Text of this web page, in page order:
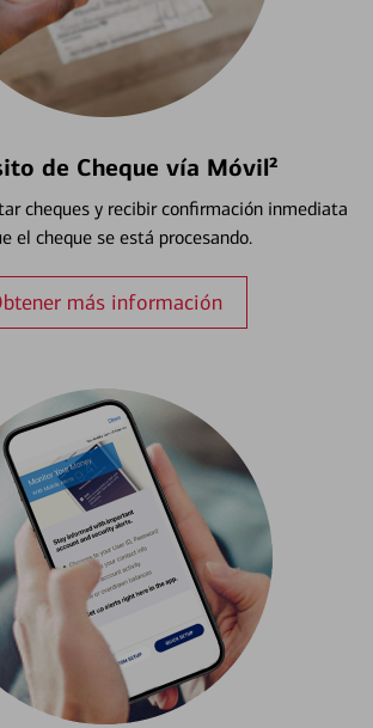
de Cheque vía Móvil²
cheques y recibir confirmación inmediata
el cheque se está procesando.
más información